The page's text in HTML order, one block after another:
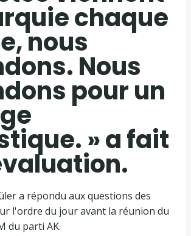
chaque
nous
Nous
pour un
» a fait
a répondu aux questions des
l'ordre du jour avant la réunion du
du parti AK.